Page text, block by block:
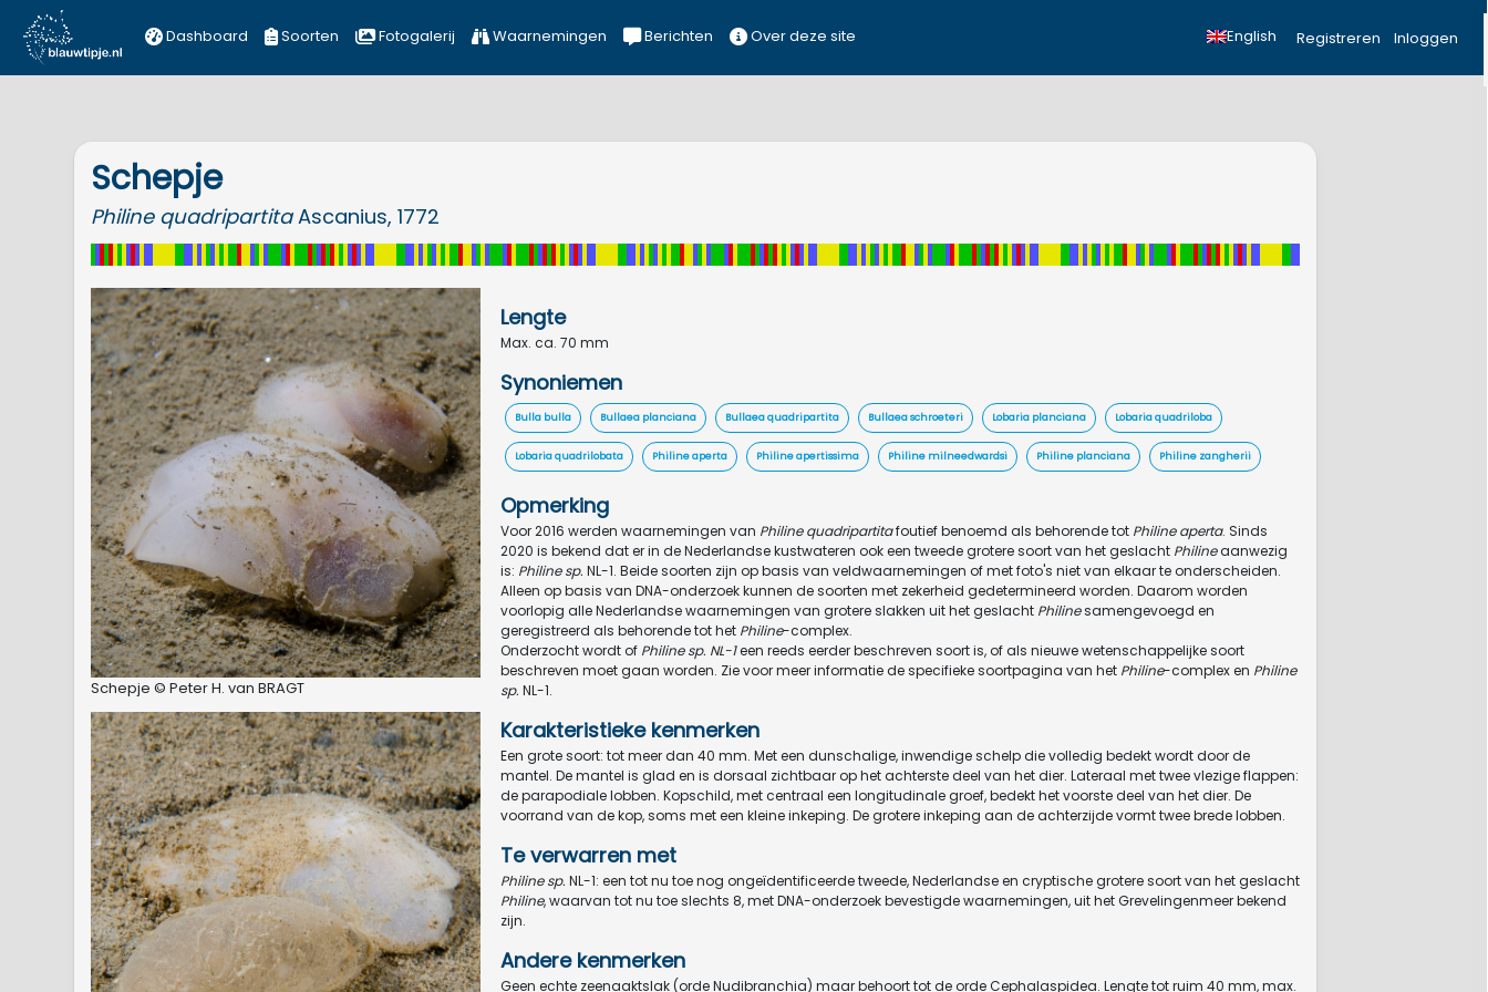
Registreren Inloggen
English
Dashboard Soorten Fotogalerij Waarnemingen Berichten Over deze site
Schepje
Philine quadripartita Ascanius, 1772
Schepje © Peter H. van BRAGT
Lengte
Max. ca. 70 mm
Synoniemen
Bulla bulla Bullaea planciana Bullaea quadripartita Bullaea schroeteri Lobaria planciana Lobaria quadriloba
Lobaria quadrilobata Philine aperta Philine apertissima Philine milneedwardsi Philine planciana Philine zangherii
Opmerking
Voor 2016 werden waarnemingen van Philine quadripartitafoutief benoemd als behorende tot Philine aperta. Sinds
2020 is bekend dat er in de Nederlandse kustwateren ook een tweede grotere soort van het geslacht Philineaanwezig
is: Philine sp. NL-1. Beide soorten zijn op basis van veldwaarnemingen of met foto's niet van elkaar te onderscheiden.
Alleen op basis van DNA-onderzoek kunnen de soorten met zekerheid gedetermineerd worden. Daarom worden
voorlopig alle Nederlandse waarnemingen van grotere slakken uit het geslacht Philinesamengevoegd en
geregistreerd als behorende tot het Philine-complex.
Onderzocht wordt of Philine sp. NL-1een reeds eerder beschreven soort is, of als nieuwe wetenschappelijke soort
beschreven moet gaan worden. Zie voor meer informatie de specifieke soortpagina van het Philine-complex en Philine
sp. NL-1.
Karakteristieke kenmerken
Een grote soort: tot meer dan 40 mm. Met een dunschalige, inwendige schelp die volledig bedekt wordt door de
mantel. De mantel is glad en is dorsaal zichtbaar op het achterste deel van het dier. Lateraal met twee vlezige flappen:
de parapodiale lobben. Kopschild, met centraal een longitudinale groef, bedekt het voorste deel van het dier. De
voorrand van de kop, soms met een kleine inkeping. De grotere inkeping aan de achterzijde vormt twee brede lobben.
Te verwarren met
Philine sp. NL-1: een tot nu toe nog ongeïdentificeerde tweede, Nederlandse en cryptische grotere soort van het geslacht
Philine, waarvan tot nu toe slechts 8, met DNA-onderzoek bevestigde waarnemingen, uit het Grevelingenmeer bekend
zijn.
Andere kenmerken
Geen echte zeenaaktslak (orde Nudibranchia) maar behoort tot de orde Cephalaspidea. Lengte tot ruim 40 mm, max.